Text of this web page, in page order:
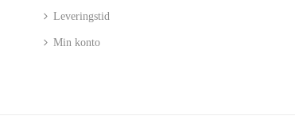
Leveringstid
Min konto